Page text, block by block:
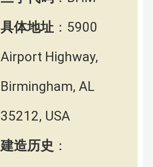
具体地址：5900
Airport Highway,
Birmingham, AL
35212, USA
建造历史 ：